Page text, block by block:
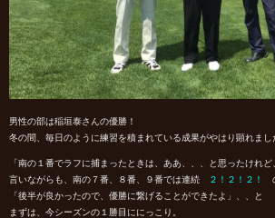
男性の部は稲垣泰さんの優勝！
冬の間、毎日のように練習を積まれている成果がやはり顕れまし
「南の１番でラフに捕まったときは、ああ、、、と思ったけれど
言いながらも、南の７番、８番、９番では連続
２！２！２！
「後半が良かったので、優勝に繋げることができたよ」、、と
まずは、今シーズンの１勝目ににっこり。